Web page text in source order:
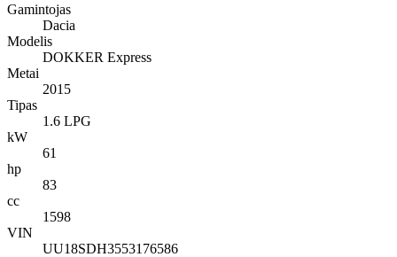
Gamintojas
Dacia
Modelis
DOKKER Express
Metai
2015
Tipas
1.6 LPG
kW
61
hp
83
cc
1598
VIN
UU18SDH3553176586